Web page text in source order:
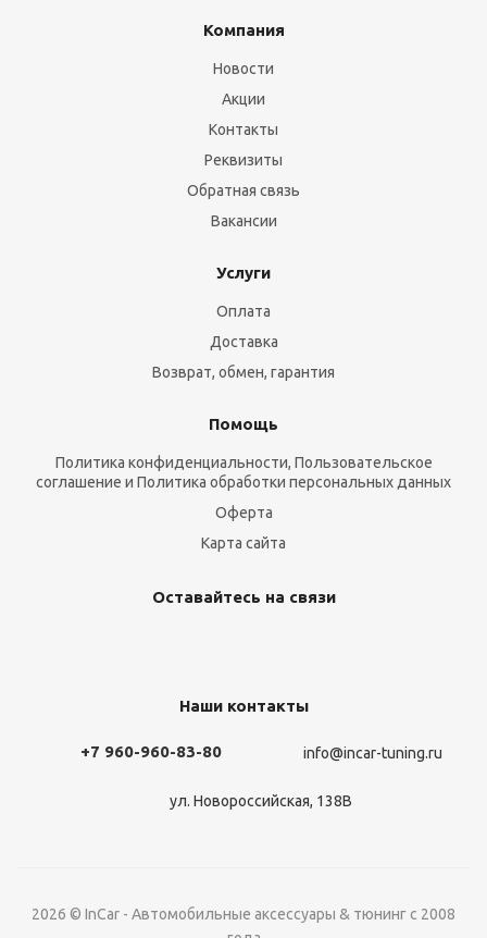
Компания
Новости
Акции
Контакты
Реквизиты
Обратная связь
Вакансии
Услуги
Оплата
Доставка
Возврат, обмен, гарантия
Помощь
Политика конфиденциальности, Пользовательское
соглашение и Политика обработки персональных данных
Оферта
Карта сайта
Оставайтесь на связи
Наши контакты
+7 960-960-83-80 info@incar-tuning.ru
ул. Новороссийская, 138В
2026 © InCar - Автомобильные аксессуары & тюнинг с 2008